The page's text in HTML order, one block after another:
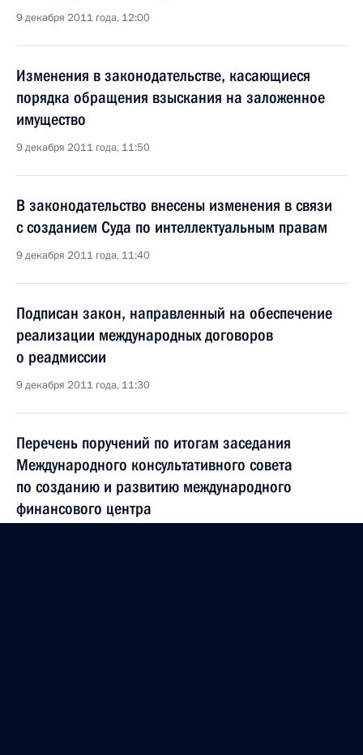
9 декабря 2011 года, 12:00
Изменения в законодательстве, касающиеся
порядка обращения взыскания на заложенное
имущество
9 декабря 2011 года, 11:50
В законодательство внесены изменения в связи
с созданием Суда по интеллектуальным правам
9 декабря 2011 года, 11:40
Подписан закон, направленный на обеспечение
реализации международных договоров
о реадмиссии
9 декабря 2011 года, 11:30
Перечень поручений по итогам заседания
Международного консультативного совета
по созданию и развитию международного
финансового центра